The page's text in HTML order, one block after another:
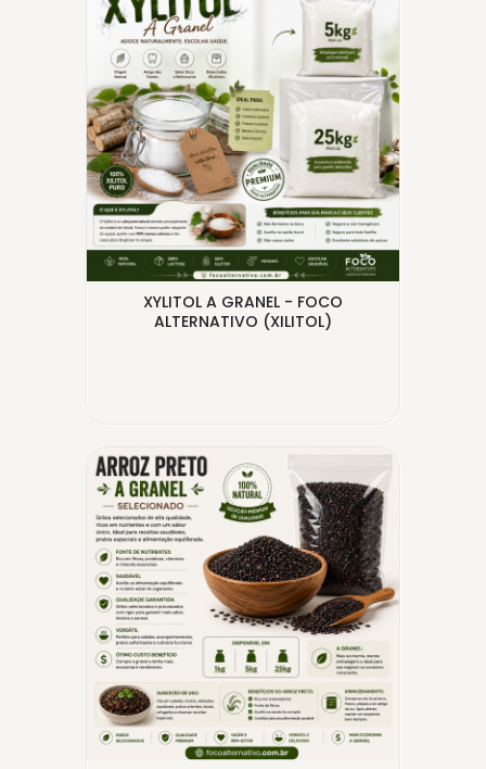
XYLITOL A GRANEL - FOCO
ALTERNATIVO (XILITOL)